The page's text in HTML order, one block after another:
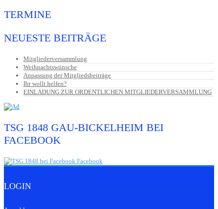
TERMINE
NEUESTE BEITRÄGE
Mitgliederversammlung
Weihnachtswünsche
Anpassung der Mitgliedsbeiträge
Ihr wollt helfen?
EINLADUNG ZUR ORDENTLICHEN MITGLIEDERVERSAMMLUNG
TSG 1848 GAU-BICKELHEIM BEI
FACEBOOK
LOGIN